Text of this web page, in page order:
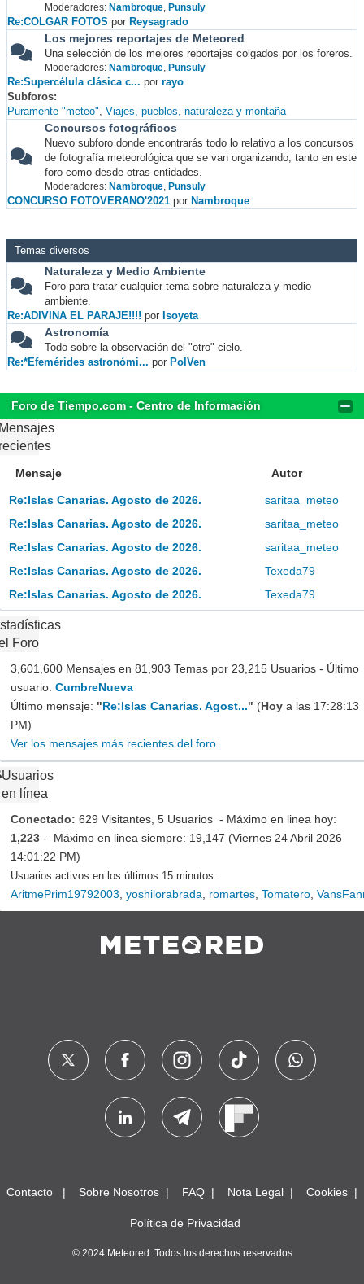
Moderadores: Nambroque, Punsuly
Re:COLGAR FOTOS por Reysagrado
Los mejores reportajes de Meteored
Una selección de los mejores reportajes colgados por los foreros.
Moderadores: Nambroque, Punsuly
Re:Supercélula clásica c... por rayo
Subforos
Puramente "meteo" Viajes, pueblos, naturaleza y montaña
Concursos fotográficos
Nuevo subforo donde encontrarás todo lo relativo a los concursos
de fotografía meteorológica que se van organizando, tanto en este
foro como desde otras entidades.
Moderadores: Nambroque, Punsuly
CONCURSO FOTOVERANO'2021 por Nambroque
Temas diversos
Naturaleza y Medio Ambiente
Foro para tratar cualquier tema sobre naturaleza y medio
ambiente.
Re:ADIVINA EL PARAJE!!!! por Isoyeta
Astronomía
Todo sobre la observación del "otro" cielo.
Re:*Efemérides astronómi... por PolVen
Foro de Tiempo.com - Centro de Información
Mensaje Autor
Re:Islas Canarias. Agosto de 2026.
saritaa_meteo
Re:Islas Canarias. Agosto de 2026.
saritaa_meteo
Re:Islas Canarias. Agosto de 2026.
saritaa_meteo
Re:Islas Canarias. Agosto de 2026.
Texeda79
Re:Islas Canarias. Agosto de 2026.
Texeda79
Foro
3,601,600 Mensajes en 81,903 Temas por 23,215 Usuarios - Último
usuario: CumbreNueva
Último mensaje: "Re:Islas Canarias. Agost..." (Hoy a las 17:28:13
PM)
Ver los mensajes más recientes del foro.
Usuarios
en línea
Conectado: 629 Visitantes, 5 Usuarios - Máximo en linea hoy:
1,223 - Máximo en linea siempre: 19,147 (Viernes 24 Abril 2026
14:01:22 PM)
Usuarios activos en los últimos 15 minutos:
AritmePrim19792003 yoshilorabrada romartes Tomatero
Contacto Sobre Nosotros FAQ Nota Legal Cookies
Política de Privacidad
© 2024 Meteored. Todos los derechos reservados